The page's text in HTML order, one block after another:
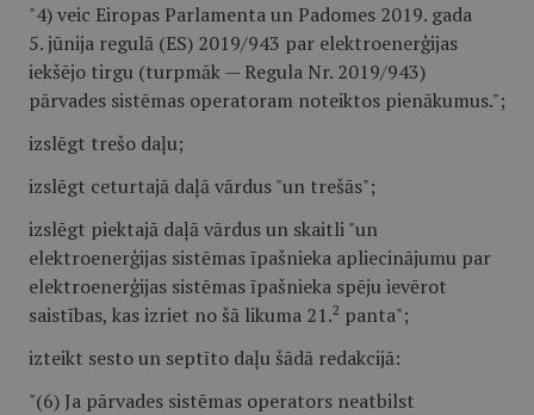
"4) veic Eiropas Parlamenta un Padomes 2019. gada
5. jūnija regulā (ES) 2019/943 par elektroenerģijas
iekšējo tirgu (turpmāk — Regula Nr. 2019/943)
pārvades sistēmas operatoram noteiktos pienākumus.";
izslēgt trešo daļu;
izslēgt ceturtajā daļā vārdus "un trešās";
izslēgt piektajā daļā vārdus un skaitli "un
elektroenerģijas sistēmas īpašnieka apliecinājumu par
elektroenerģijas sistēmas īpašnieka spēju ievērot
saistības, kas izriet no šā likuma 21.2 panta";
izteikt sesto un septīto daļu šādā redakcijā:
"(6) Ja pārvades sistēmas operators neatbilst